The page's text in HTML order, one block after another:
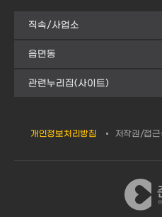
직속/사업소
읍면동
관련누리집(사이트)
개인정보처리방침 저작권/접